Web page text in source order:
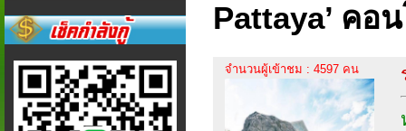
Pattaya’ คอ
จำนวนผู้เข้าชม : 4597 คน